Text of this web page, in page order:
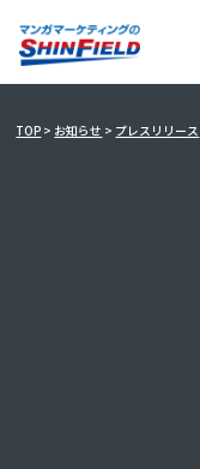
TOP > お知らせ > プレスリリース